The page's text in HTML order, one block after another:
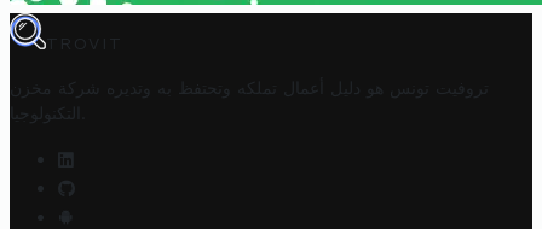
TROVIT
تروفيت تونس هو دليل أعمال تملكه وتحتفظ به وتديره
شركة مخزن
التكنولوجيا